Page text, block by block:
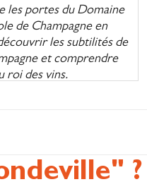
les portes du Domaine
de Champagne en
les subtilités de
et comprendre
roi des vins.
enfants : 1h.
?